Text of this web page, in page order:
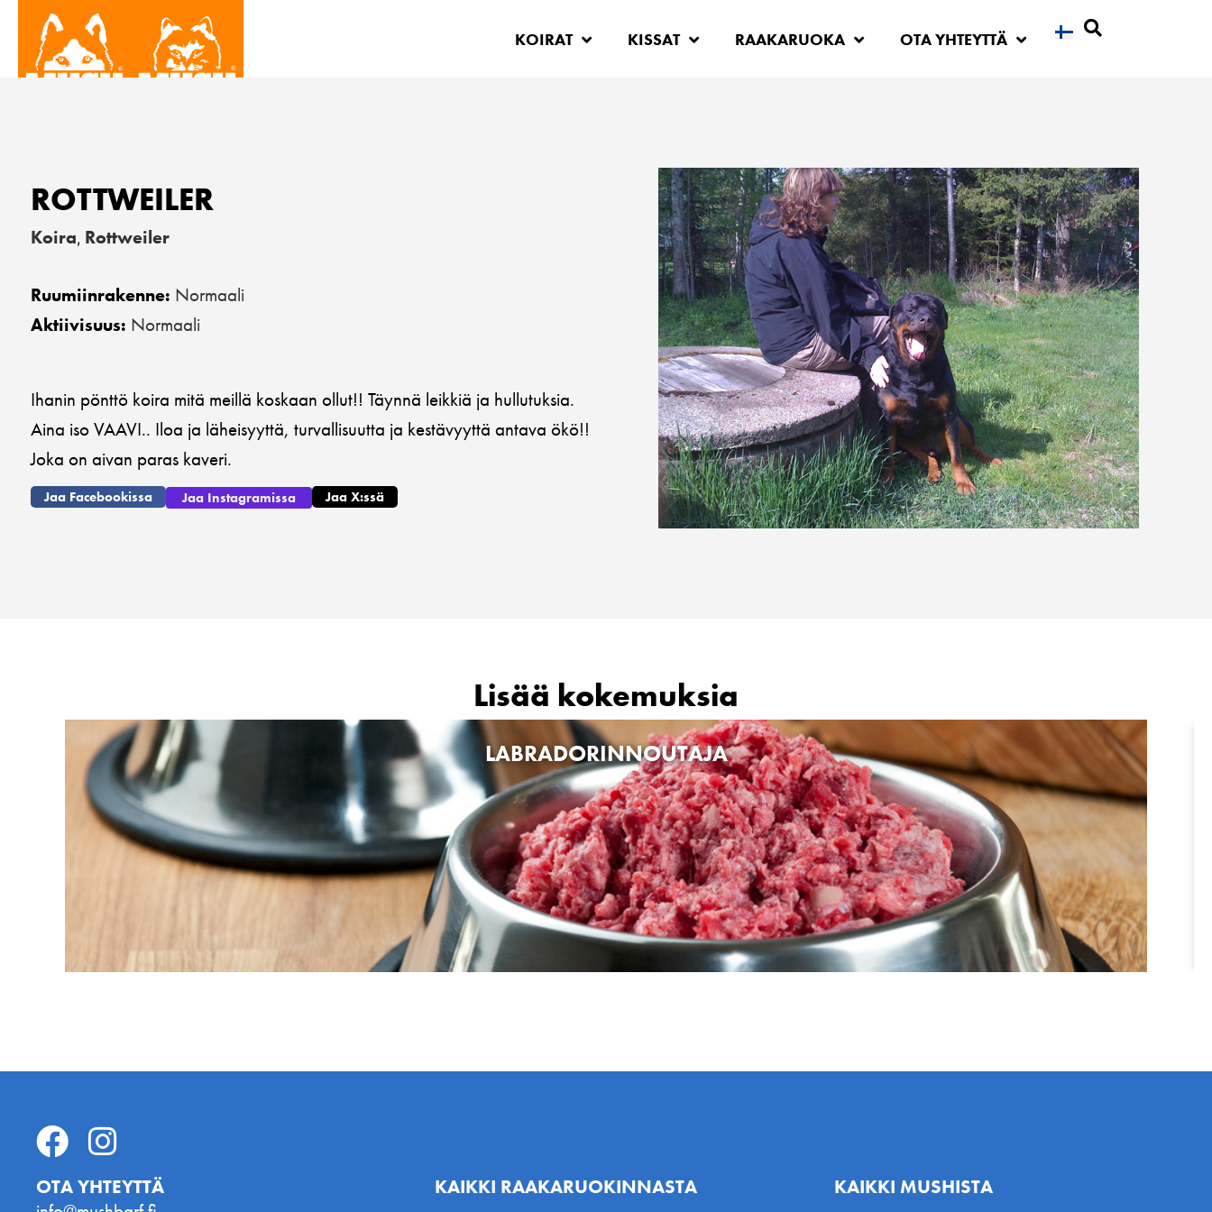
KOIRAT KISSAT RAAKARUOKA OTA YHTEYTTÄ
ROTTWEILER
Koira, Rottweiler
Ruumiinrakenne: Normaali
Aktiivisuus: Normaali
Ihanin pönttö koira mitä meillä koskaan ollut!! Täynnä leikkiä ja hullutuksia.
Aina iso VAAVI.. Iloa ja läheisyyttä, turvallisuutta ja kestävyyttä antava ökö!!
Joka on aivan paras kaveri.
Jaa Facebookissa Jaa Instagramissa Jaa X:ssä
Lisää kokemuksia
LABRADORINNOUTAJA
OTA YHTEYTTÄ
KAIKKI RAAKARUOKINNASTA KAIKKI MUSHISTA